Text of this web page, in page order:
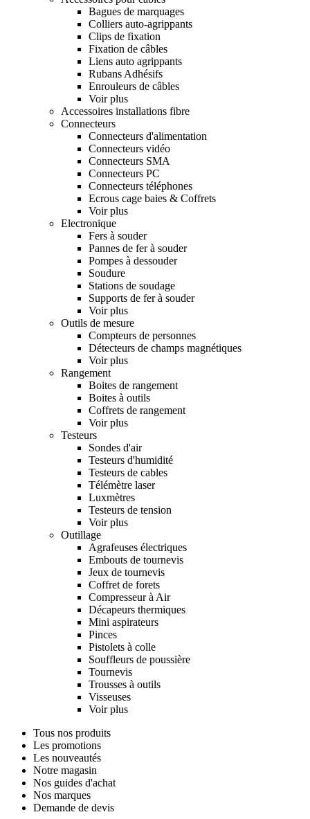
Bagues de marquages
Colliers auto-agrippants
Clips de fixation
Fixation de câbles
Liens auto agrippants
Rubans Adhésifs
Enrouleurs de câbles
Voir plus
Accessoires installations fibre
Connecteurs
Connecteurs d'alimentation
Connecteurs vidéo
Connecteurs SMA
Connecteurs PC
Connecteurs téléphones
Ecrous cage baies & Coffrets
Voir plus
Electronique
Fers à souder
Pannes de fer à souder
Pompes à dessouder
Soudure
Stations de soudage
Supports de fer à souder
Voir plus
Outils de mesure
Compteurs de personnes
Détecteurs de champs magnétiques
Voir plus
Rangement
Boites de rangement
Boites à outils
Coffrets de rangement
Voir plus
Testeurs
Sondes d'air
Testeurs d'humidité
Testeurs de cables
Télémètre laser
Luxmètres
Testeurs de tension
Voir plus
Outillage
Agrafeuses électriques
Embouts de tournevis
Jeux de tournevis
Coffret de forets
Compresseur à Air
Décapeurs thermiques
Mini aspirateurs
Pinces
Pistolets à colle
Souffleurs de poussière
Tournevis
Trousses à outils
Visseuses
Voir plus
Tous nos produits
Les promotions
Les nouveautés
Notre magasin
Nos guides d'achat
Nos marques
Demande de devis